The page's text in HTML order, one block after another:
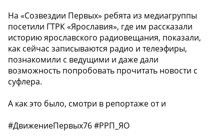
На «Созвездии Первых» ребята из медиагруппы
посетили ГТРК «Ярославия», где им рассказали
историю ярославского радиовещания, показали,
как сейчас записываются радио и телеэфиры,
познакомили с ведущими и даже дали
возможность попробовать прочитать новости с
суфлера.
А как это было, смотри в репортаже от и
#ДвижениеПервых76 #РРП_ЯО